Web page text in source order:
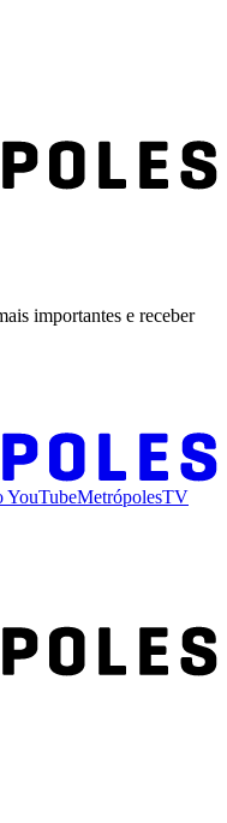
importantes e receber
YouTubeMetrópolesTV